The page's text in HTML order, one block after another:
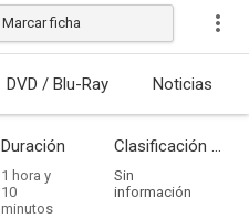
Marcar ficha
DVD / Blu-Ray Noticias
Duración
1 hora y
10
minutos
Clasificación por edades
Sin
información